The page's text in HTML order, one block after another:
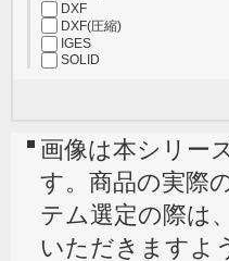
DXF
DXF(圧縮)
IGES
SOLID
画像は本シリー
す。商品の実際
テム選定の際は
いただきますよ